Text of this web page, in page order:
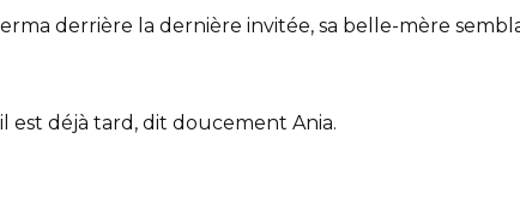
derrière la dernière invitée, sa belle-mère
est déjà tard, dit doucement Ania.